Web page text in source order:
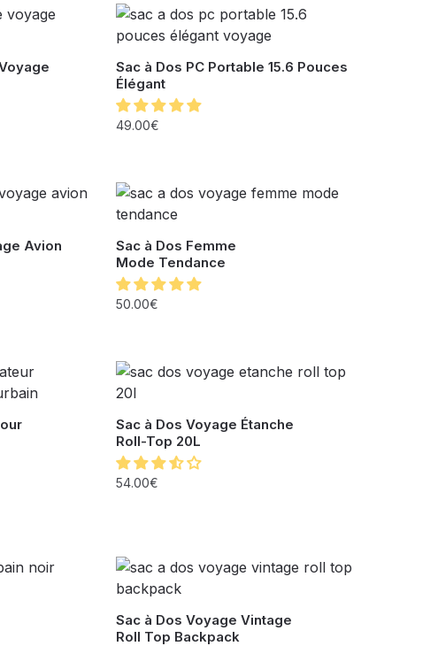
Sac à Dos PC Portable 15.6 Pouces
Élégant
49.00€
Avion
Sac à Dos Femme
Mode Tendance
50.00€
Sac à Dos Voyage Étanche
Roll-Top 20L
54.00€
Sac à Dos Voyage Vintage
Roll Top Backpack